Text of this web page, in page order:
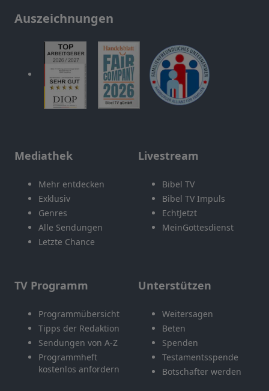
Auszeichnungen
Mediathek
Mehr entdecken
Exklusiv
Genres
Alle Sendungen
Letzte Chance
Livestream
Bibel TV
Bibel TV Impuls
EchtJetzt
MeinGottesdienst
TV Programm
Programmübersicht
Tipps der Redaktion
Sendungen von A-Z
Programmheft
kostenlos anfordern
Unterstützen
Weitersagen
Beten
Spenden
Testamentsspende
Botschafter werden